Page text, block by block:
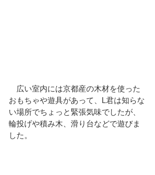
広い室内には京都産の木材を使った
おもちゃや遊具があって、L君は知らな
い場所でちょっと緊張気味でしたが、
輪投げや積み木、滑り台などで遊びま
した。